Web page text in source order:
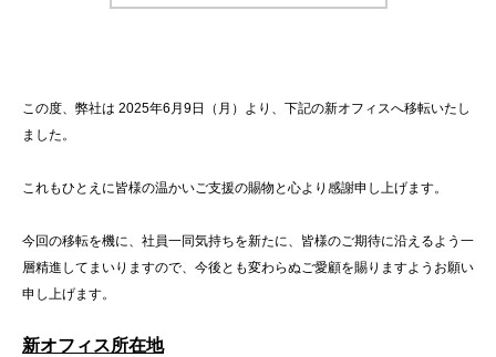
この度、弊社は 2025年6月9日（月）より、下記の新オフィスへ移転いたし
ました。
これもひとえに皆様の温かいご支援の賜物と心より感謝申し上げます。
今回の移転を機に、社員一同気持ちを新たに、皆様のご期待に沿えるよう一
層精進してまいりますので、今後とも変わらぬご愛顧を賜りますようお願い
申し上げます。
新オフィス所在地